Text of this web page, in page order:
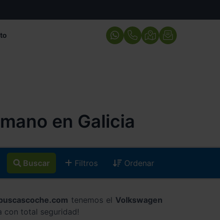
en Galicia
Buscar Filtros Ordenar
tenemos el Volkswagen
con total seguridad!